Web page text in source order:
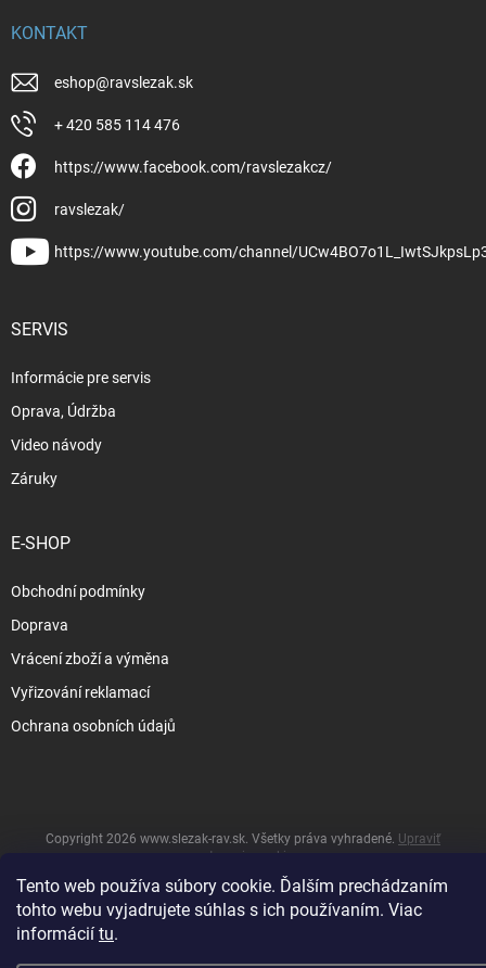
Tento web používa súbory cookie. Ďalším prechádzaním
tohto webu vyjadrujete súhlas s ich používaním. Viac
informácií tu.
KONTAKT
eshop@ravslezak.sk
+ 420 585 114 476
https://www.facebook.com/ravslezakcz/
ravslezak/
https://www.youtube.com/channel/
SERVIS
Informácie pre servis
Oprava, Údržba
Video návody
Záruky
E-SHOP
Obchodní podmínky
Doprava
Vrácení zboží a výměna
Vyřizování reklamací
Ochrana osobních údajů
& Vytvoril Shoptet
Copyright 2026 www.slezak-rav.sk. Všetky práva vyhradené. Upraviť
nastavenie cookies